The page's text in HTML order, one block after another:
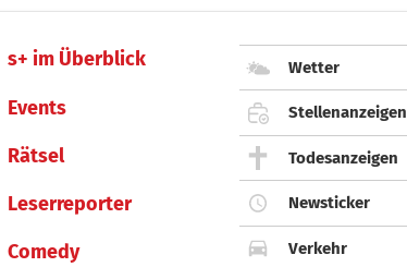
s+ im Überblick
Events
Rätsel
Leserreporter
Comedy
Wetter
Stellenanzeigen
Todesanzeigen
Newsticker
Verkehr